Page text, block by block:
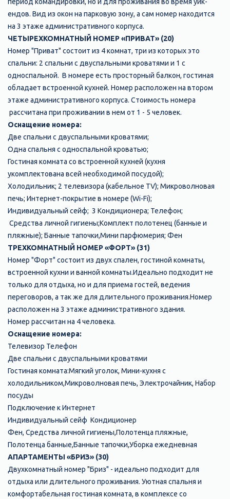
период командировки, но и для проживания во время уик-
ендов. Вид из окон на парковую зону, а сам номер находится
на 3 этаже административного корпуса.
ЧЕТЫРЕХКОМНАТНЫЙ НОМЕР «ПРИВАТ» (20)
Номер "Приват" состоит из 4 комнат, три из которых это
спальни: 2 спальни с двуспальными кроватями и 1 с
односпальной. В номере есть просторный балкон, гостиная
обладает встроенной кухней. Номер расположен на втором
этаже административного корпуса. Стоимость номера
рассчитана при проживании в нем от 1 - 5 человек.
Оснащение номера:
Две спальни с двуспальными кроватями;
Одна спальня с односпальной кроватью;
Гостиная комната со встроенной кухней (кухня
укомплектована всей необходимой посудой);
Холодильник; 2 телевизора (кабельное TV); Микроволновая
печь; Интернет-покрытие в номере (Wi-Fi);
Индивидуальный сейф; 3 Кондиционера; Телефон;
Средства личной гигиены;Комплект полотенец (банные и
пляжные); Банные тапочки,Мини парфюмерия; Фен
ТРЕХКОМНАТНЫЙ НОМЕР «ФОРТ» (31)
Номер "Форт" состоит из двух спален, гостиной комнаты,
встроенной кухни и ванной комнаты.Идеально подходит не
только для отдыха, но и для приема гостей, ведения
переговоров, а так же для длительного проживания.Номер
расположен на 3 этаже административного здания.
Номер рассчитан на 4 человека.
Оснащение номера:
Телевизор Телефон
Две спальни с двуспальными кроватями
Гостиная комната:Мягкий уголок, Мини-кухня с
холодильником,Микроволновая печь, Электрочайник, Набор
посуды
Подключение к Интернет
Индивидуальный сейф Кондиционер
Фен, Средства личной гигиены,Полотенца пляжные,
Полотенца банные,Банные тапочки,Уборка ежедневная
АПАРТАМЕНТЫ «БРИЗ» (30)
Двухкомнатный номер "Бриз" - идеально подходит для
отдыха или длительного проживания. Уютная спальня и
комфортабельная гостиная комната, в комплексе со